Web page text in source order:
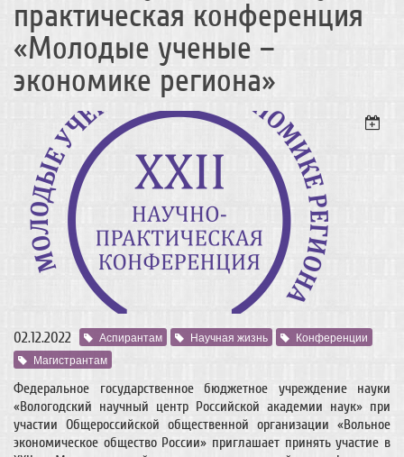
практическая конференция
«Молодые ученые –
экономике региона»
02.12.2022 Аспирантам Научная жизнь
Конференции
Магистрантам
Федеральное государственное бюджетное учреждение науки
«Вологодский научный центр Российской академии наук» при
участии Общероссийской общественной организации «Вольное
экономическое общество России» приглашает принять участие в